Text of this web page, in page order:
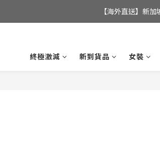
全店滿$350，即可享
【海外直送】新
終極激減
新到貨品 女裝